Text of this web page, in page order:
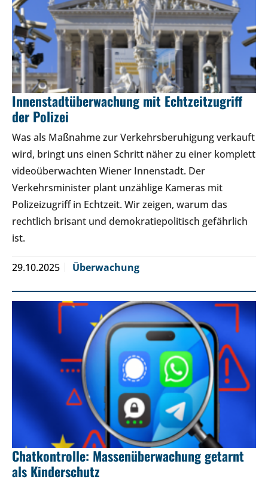
Innenstadtüberwachung mit Echtzeitzugriff
der Polizei
Was als Maßnahme zur Verkehrsberuhigung verkauft
wird, bringt uns einen Schritt näher zu einer komplett
videoüberwachten Wiener Innenstadt. Der
Verkehrsminister plant unzählige Kameras mit
Polizeizugriff in Echtzeit. Wir zeigen, warum das
rechtlich brisant und demokratiepolitisch gefährlich
ist.
29.10.2025 Überwachung
Chatkontrolle: Massenüberwachung getarnt
als Kinderschutz